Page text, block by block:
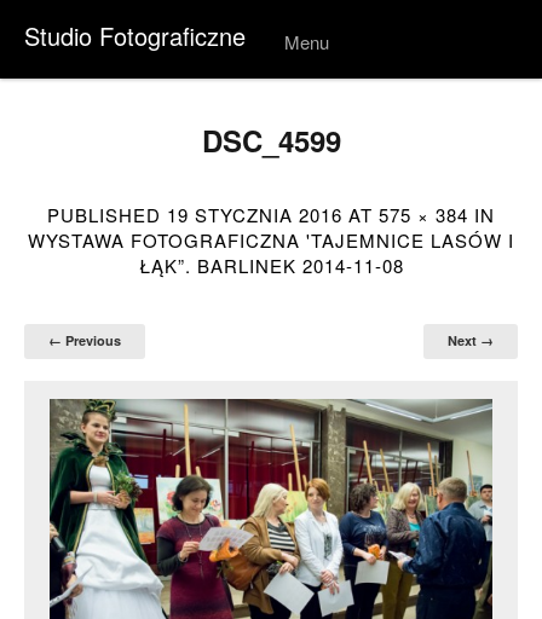
Studio Fotograficzne Menu
Skip to
DSC_4599
PUBLISHED 19 STYCZNIA 2016 AT 575 × 384 IN
WYSTAWA FOTOGRAFICZNA 'TAJEMNICE LASÓW I
ŁĄK”. BARLINEK 2014-11-08
← Previous Next →